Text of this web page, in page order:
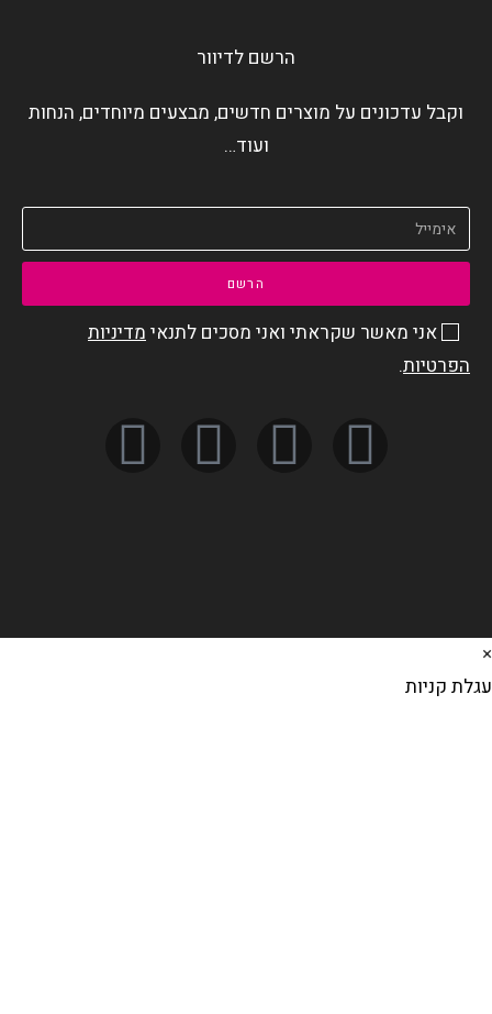
הרשם לדיוור
וקבל עדכונים על מוצרים חדשים, מבצעים מיוחדים, הנחות
ועוד…
אני מאשר שקראתי ואני מסכים לתנאימדיניות
הפרטיות.
הרשם
×
עגלת קניות